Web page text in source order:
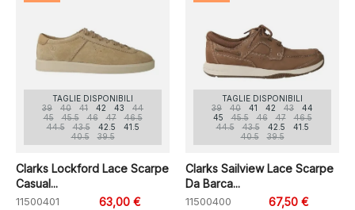
TAGLIE DISPONIBILI
39
40 41 42 43
44
45
45.5 46 47
46.5
44.5
43.5 42.5
41.5
40.5
39.5
Clarks Lockford Lace Scarpe
Casual...
11500401
63,00 €
TAGLIE DISPONIBILI
39
40 41 42 43
44
45
45.5 46 47
46.5
44.5
43.5 42.5
41.5
40.5
39.5
Clarks Sailview Lace Scarpe
Da Barca...
11500400
67,50 €